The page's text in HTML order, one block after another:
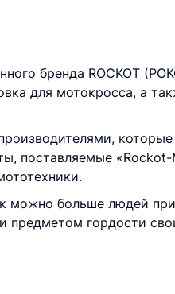
бренда ROCKOT
для мотокросса, а
поставляемые
можно больше людей
предметом гордости